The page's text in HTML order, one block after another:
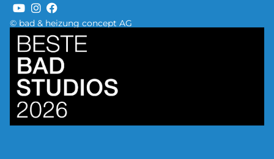
© bad & heizung concept AG